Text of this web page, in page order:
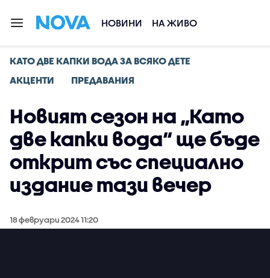
НОВИНИ НА ЖИВО
КАТО ДВЕ КАПКИ ВОДА ЗА ВСЯКО ДЕТЕ
АКЦЕНТИ
ПРЕДАВАНИЯ
Новият сезон на „Като
две капки вода“ ще бъде
открит със специално
издание тази вечер
18 февруари 2024 11:20